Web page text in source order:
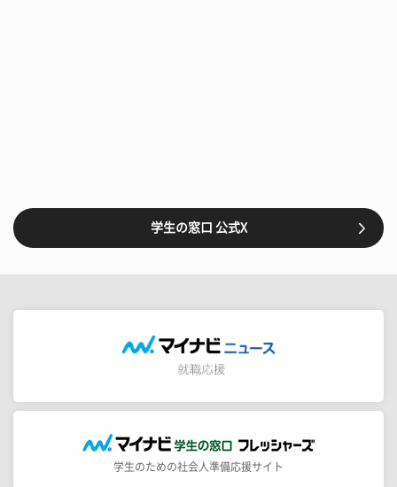
学生の窓口 公式X
学生のための社会人準備応援サイト